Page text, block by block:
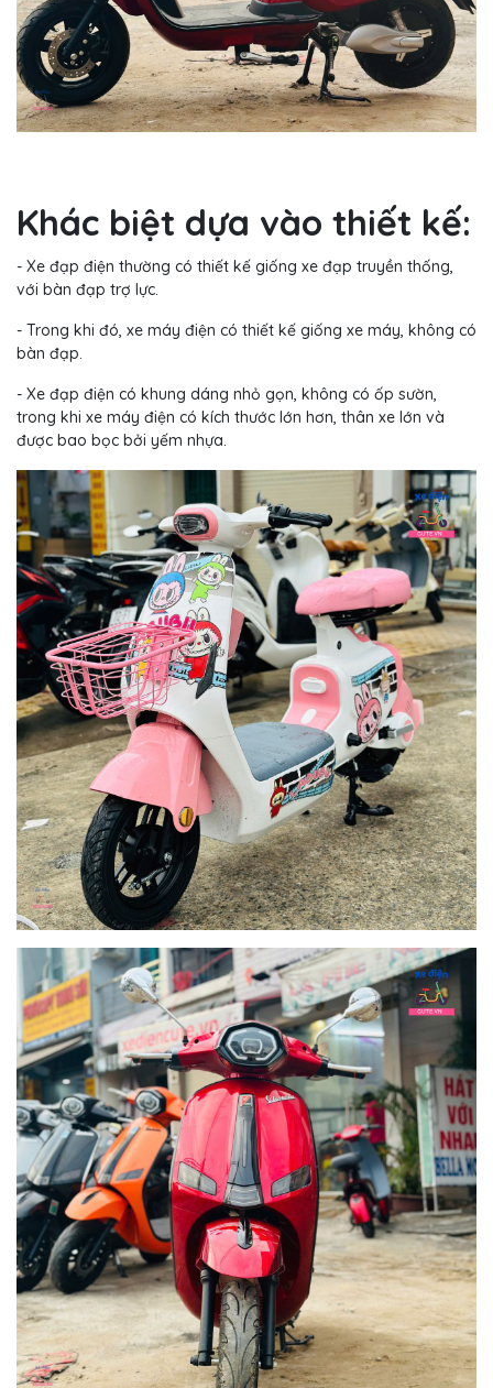
Khác biệt dựa vào thiết kế:
- Xe đạp điện thường có thiết kế giống xe đạp truyền thống,
với bàn đạp trợ lực.
- Trong khi đó, xe máy điện có thiết kế giống xe máy, không có
bàn đạp.
- Xe đạp điện có khung dáng nhỏ gọn, không có ốp sườn,
trong khi xe máy điện có kích thước lớn hơn, thân xe lớn và
được bao bọc bởi yếm nhựa.